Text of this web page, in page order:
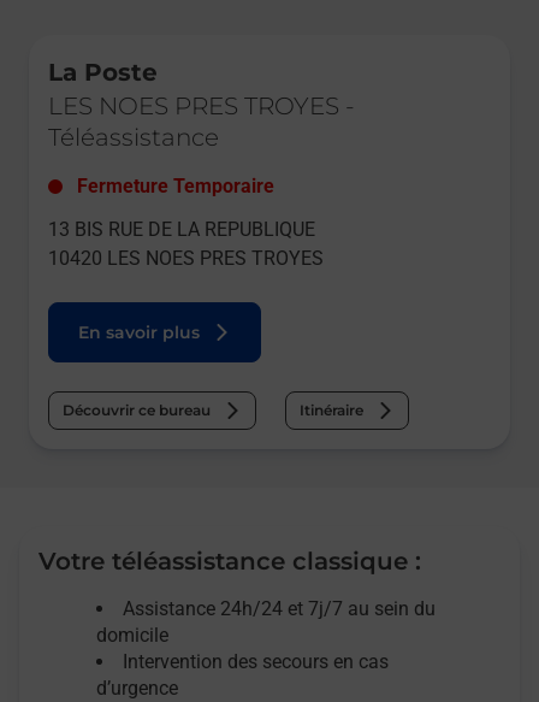
La Poste
LES NOES PRES TROYES -
Téléassistance
Fermeture Temporaire
13 BIS RUE DE LA REPUBLIQUE
10420 LES NOES PRES TROYES
En savoir plus
Découvrir ce bureau Itinéraire
Votre téléassistance classique :
Assistance 24h/24 et 7j/7 au sein du
domicile
Intervention des secours en cas
d’urgence